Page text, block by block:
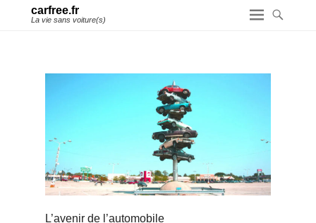
carfree.fr
La vie sans voiture(s)
L’avenir de l’automobile